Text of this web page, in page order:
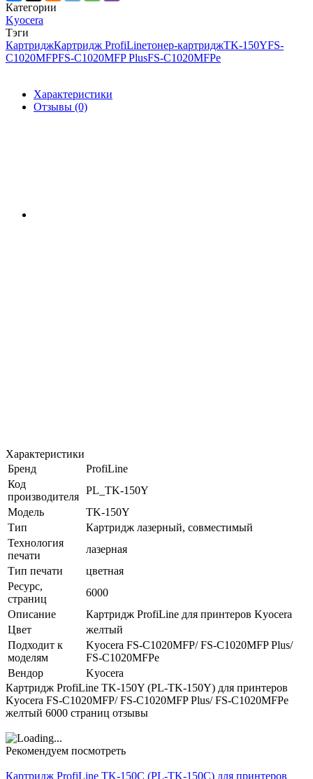
Категории
Kyocera
Тэги
КартриджКартридж ProfiLineтонер-картриджTK-150YFS-
C1020MFPFS-C1020MFP PlusFS-C1020MFPe
Характеристики
Отзывы (0)
Характеристики
Бренд
ProfiLine
Код
производителя
PL_TK-150Y
Модель
TK-150Y
Тип
Картридж лазерный, совместимый
Технология
печати
лазерная
Тип печати
цветная
Ресурс,
страниц
6000
Описание
Картридж ProfiLine для принтеров Kyocera
Цвет
желтый
Подходит к
моделям
Kyocera FS-C1020MFP/ FS-C1020MFP Plus/
FS-C1020MFPe
Вендор
Kyocera
Картридж ProfiLine TK-150Y (PL-TK-150Y) для принтеров
Kyocera FS-C1020MFP/ FS-C1020MFP Plus/ FS-C1020MFPe
желтый 6000 страниц отзывы
Рекомендуем посмотреть
Картридж ProfiLine TK-150C (PL-TK-150C) для принтеров